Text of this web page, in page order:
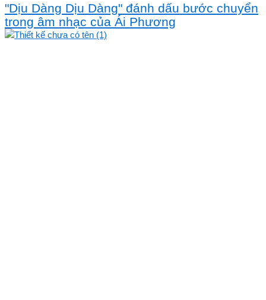
"Dịu Dàng Dịu Dàng" đánh dấu bước chuyển
trong âm nhạc của Ái Phương